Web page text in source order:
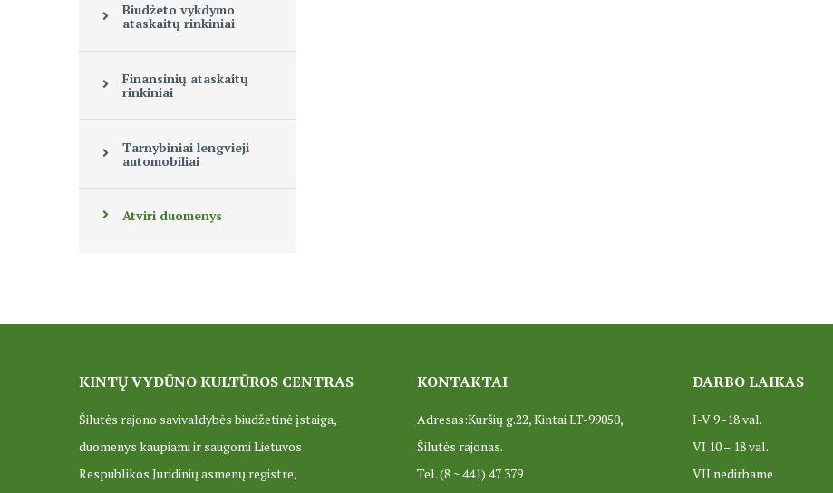
Biudžeto vykdymo
ataskaitų rinkiniai
Finansinių ataskaitų
rinkiniai
Tarnybiniai lengvieji
automobiliai
Atviri duomenys
KINTŲ VYDŪNO KULTŪROS CENTRAS
Šilutės rajono savivaldybės biudžetinė įstaiga,
duomenys kaupiami ir saugomi Lietuvos
Respublikos Juridinių asmenų registre,
KONTAKTAI
Adresas:Kuršių g.22, Kintai LT-99050,
Šilutės rajonas.
Tel. (8 ~ 441) 47 379
DARBO LAIKAS
I-V 9 -18 val.
VI 10 – 18 val.
VII nedirbame